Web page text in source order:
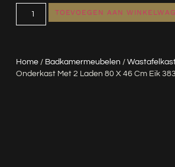
Home/ Badkamermeubelen /
Onderkast Met 2 Laden 80 X 46 Cm Eik
TOEVOEGEN AAN